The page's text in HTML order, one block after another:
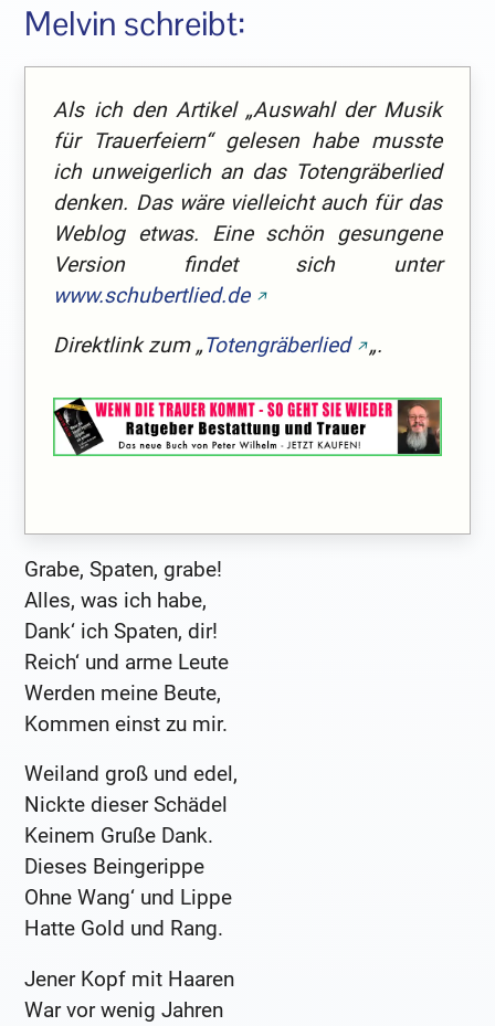
Melvin schreibt:
Als ich den Artikel „Auswahl der Musik
für Trauerfeiern“ gelesen habe musste
ich unweigerlich an das Totengräberlied
denken. Das wäre vielleicht auch für das
Weblog etwas. Eine schön gesungene
Version findet sich unter
www.schubertlied.de
Direktlink zum „Totengräberlied „.
Grabe, Spaten, grabe!
Alles, was ich habe,
Dank‘ ich Spaten, dir!
Reich‘ und arme Leute
Werden meine Beute,
Kommen einst zu mir.
Weiland groß und edel,
Nickte dieser Schädel
Keinem Gruße Dank.
Dieses Beingerippe
Ohne Wang‘ und Lippe
Hatte Gold und Rang.
Jener Kopf mit Haaren
War vor wenig Jahren